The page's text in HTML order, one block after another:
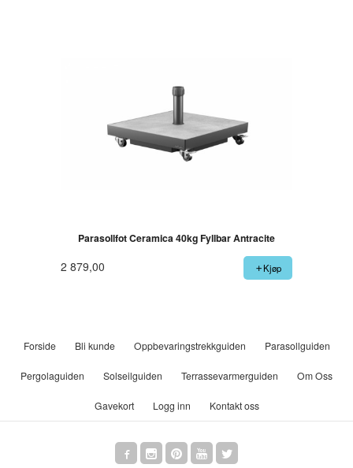
Parasollfot Ceramica 40kg Fyllbar Antracite
2 879,00 Kjøp
Forside Bli kunde Oppbevaringstrekkguiden Parasollguiden
Pergolaguiden Solseilguiden Terrassevarmerguiden Om Oss
Gavekort Logg inn Kontakt oss